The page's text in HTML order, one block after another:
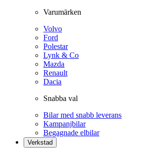
Varumärken
Volvo
Ford
Polestar
Lynk & Co
Mazda
Renault
Dacia
Snabba val
Bilar med snabb leverans
Kampanjbilar
Begagnade elbilar
Verkstad